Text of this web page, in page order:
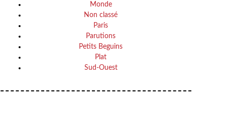
Monde
Non classé
Paris
Parutions
Petits Beguins
Plat
Sud-Ouest